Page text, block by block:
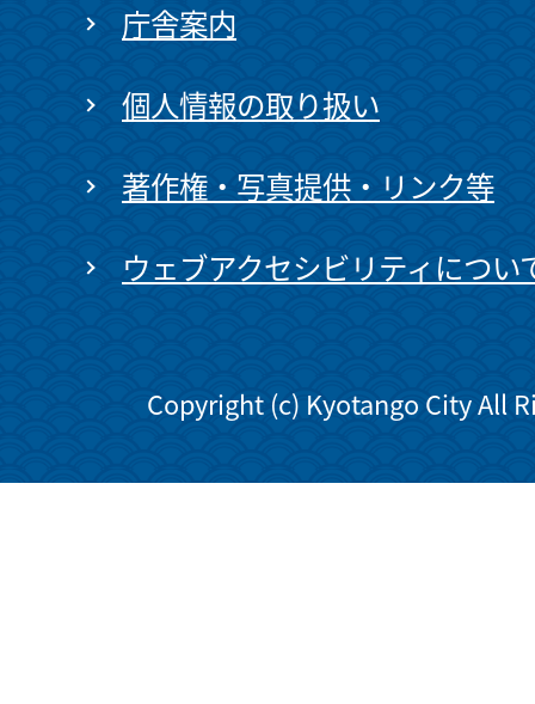
庁舎案内
個人情報の取り扱い
著作権・写真提供・リンク等
ウェブアクセシビリティについ
Copyright (c) Kyotango City All